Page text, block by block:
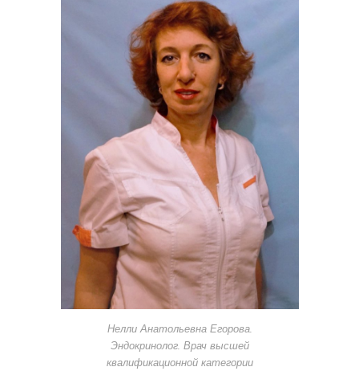
Нелли Анатольевна Егорова.
Эндокринолог. Врач высшей
квалификационной категории